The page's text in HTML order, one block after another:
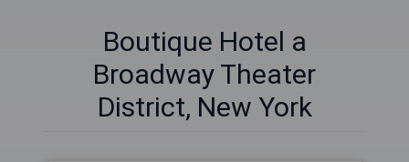
Boutique Hotel a
Broadway Theater
District, New York